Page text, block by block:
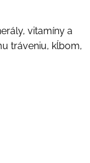
vitamíny a
tráveniu, kĺbom,